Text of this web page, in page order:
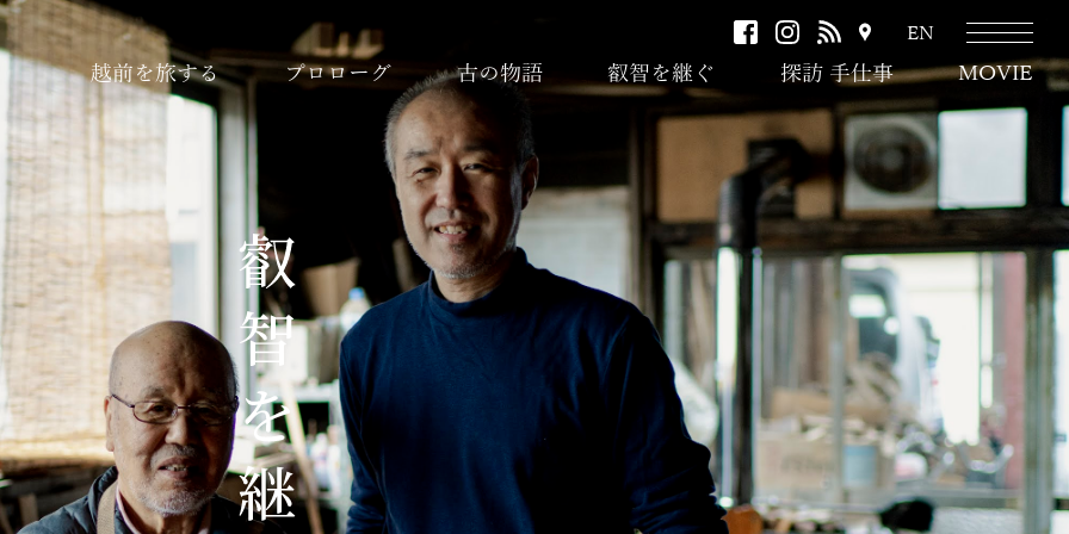
facebookinstagram
RSS
ク
セ
ス
EN
越前を旅する プロローグ 古の物語 叡智を継ぐ 探訪 手仕事 MOVIE